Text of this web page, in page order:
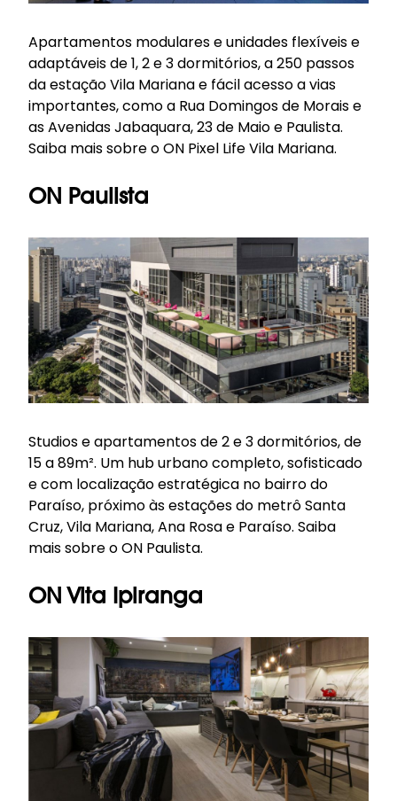
Apartamentos modulares e unidades flexíveis e
adaptáveis de 1, 2 e 3 dormitórios, a 250 passos
da estação Vila Mariana e fácil acesso a vias
importantes, como a Rua Domingos de Morais e
as Avenidas Jabaquara, 23 de Maio e Paulista.
Saiba mais sobre o ON Pixel Life Vila Mariana.
ON Paulista
Studios e apartamentos de 2 e 3 dormitórios, de
15 a 89m². Um hub urbano completo, sofisticado
e com localização estratégica no bairro do
Paraíso, próximo às estações do metrô Santa
Cruz, Vila Mariana, Ana Rosa e Paraíso. Saiba
mais sobre o ON Paulista.
ON Vita Ipiranga